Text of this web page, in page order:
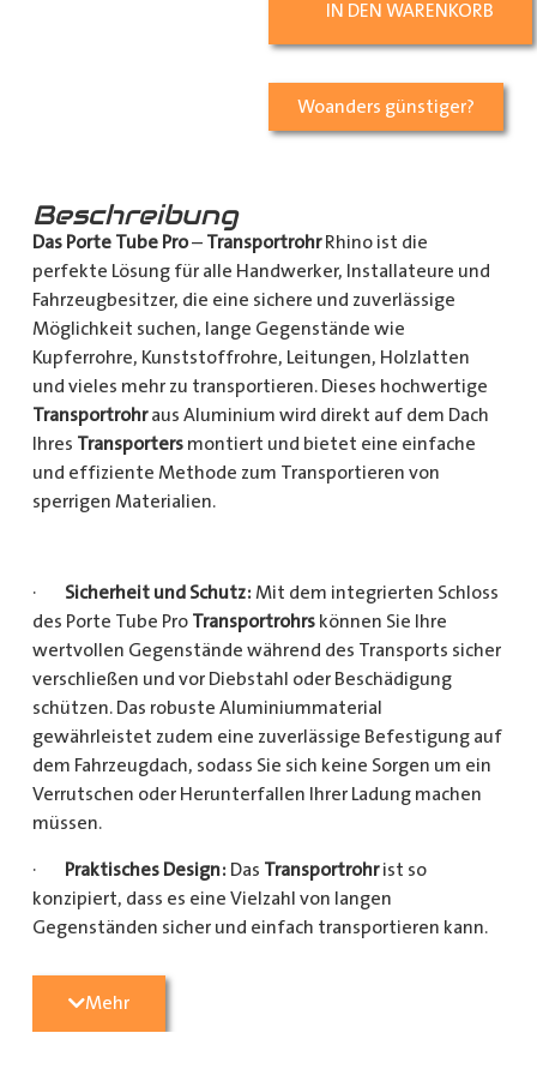
IN DEN WARENKORB
Woanders günstiger?
Beschreibung
Das Porte Tube Pro– TransportrohrRhino ist die
perfekte Lösung für alle Handwerker, Installateure und
Fahrzeugbesitzer, die eine sichere und zuverlässige
Möglichkeit suchen, lange Gegenstände wie
Kupferrohre, Kunststoffrohre, Leitungen, Holzlatten
und vieles mehr zu transportieren. Dieses hochwertige
Transportrohraus Aluminium wird direkt auf dem Dach
Ihres Transportersmontiert und bietet eine einfache
und effiziente Methode zum Transportieren von
sperrigen Materialien.
· Sicherheit und Schutz: Mit dem integrierten Schloss
des Porte Tube Pro Transportrohrskönnen Sie Ihre
wertvollen Gegenstände während des Transports sicher
verschließen und vor Diebstahl oder Beschädigung
schützen. Das robuste Aluminiummaterial
gewährleistet zudem eine zuverlässige Befestigung auf
dem Fahrzeugdach, sodass Sie sich keine Sorgen um ein
Verrutschen oder Herunterfallen Ihrer Ladung machen
müssen.
· Praktisches Design: Das Transportrohrist so
konzipiert, dass es eine Vielzahl von langen
Gegenständen sicher und einfach transportieren kann.
Kunststoffrohre für den Sanitärbereich oder Holzlatten
für den Bau benötigen, dieses
Mehr